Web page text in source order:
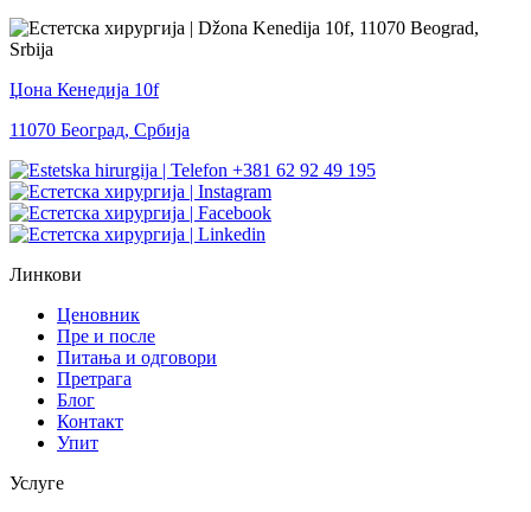
Џона Кенедија 10f
11070 Београд, Србија
+381 62 92 49 195
Линкови
Ценовник
Пре и после
Питања и одговори
Претрага
Блог
Контакт
Упит
Услуге